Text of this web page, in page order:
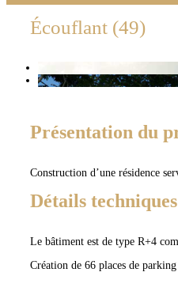
Écouflant (49)
Présentation du
Construction d’une résidence
Détails techniques
Le bâtiment est de type R+4
Création de 66 places de